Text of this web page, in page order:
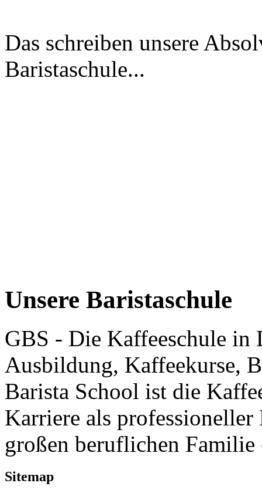
Das schreiben unsere
Baristaschule...
Unsere Baristaschule
GBS - Die Kaffeeschule in
Ausbildung, Kaffeekurse,
Barista School ist die
Karriere als professioneller
großen beruflichen
Sitemap